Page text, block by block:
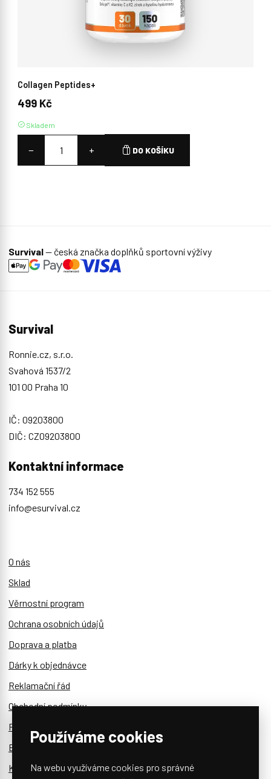
Collagen Peptides+
499 Kč
Skladem
− + DO KOŠÍKU
Survival— česká značka doplňků sportovní výživy
Survival
Ronnie.cz, s.r.o.
Svahová 1537/2
101 00 Praha 10
IČ: 09203800
DIČ: CZ09203800
Kontaktní informace
734 152 555
info@esurvival.cz
O nás
Sklad
Věrnostní program
Ochrana osobních údajů
Doprava a platba
Dárky k objednávce
Reklamační řád
Obchodní podmínky
Reklamace a vratky
Blog
Kontakt
Používáme cookies
Na webu využíváme cookies pro správné